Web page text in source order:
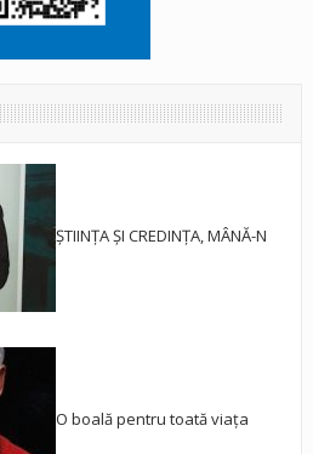
ȘTIINȚA ȘI CREDINȚA, MÂNĂ-N
O boală pentru toată viața